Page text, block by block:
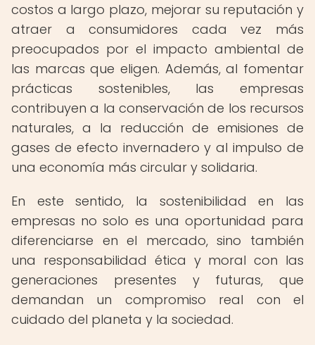
costos a largo plazo, mejorar su reputación y
atraer a consumidores cada vez más
preocupados por el impacto ambiental de
las marcas que eligen. Además, al fomentar
prácticas sostenibles, las empresas
contribuyen a la conservación de los recursos
naturales, a la reducción de emisiones de
gases de efecto invernadero y al impulso de
una economía más circular y solidaria.
En este sentido, la sostenibilidad en las
empresas no solo es una oportunidad para
diferenciarse en el mercado, sino también
una responsabilidad ética y moral con las
generaciones presentes y futuras, que
demandan un compromiso real con el
cuidado del planeta y la sociedad.